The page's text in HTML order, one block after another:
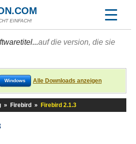
EINFACH!
auf die version, die sie
Windows Alle Downloads anzeigen
» Firebird » Firebird 2.1.3